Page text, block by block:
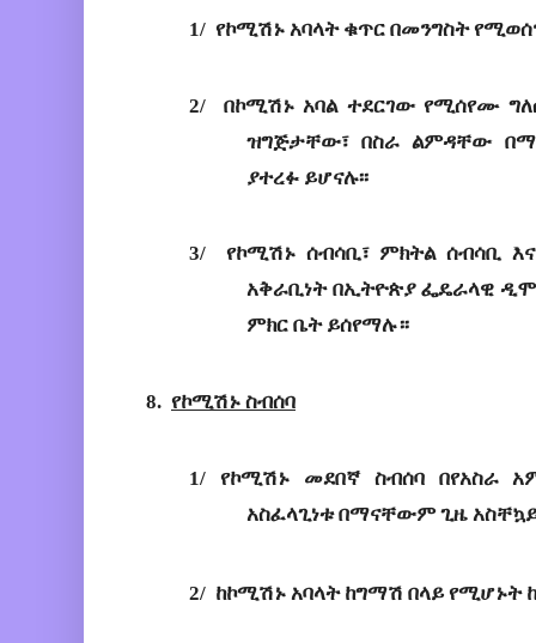
1/ የኮሚሽኑ አባላት ቁጥር በመንግስት
2/ በኮሚሽኑ አባል ተደርገው የሚሰየሙ
ዝግጅታቸው፣ በስራ ልምዳቸው
ያተረፉ ይሆናሉ፡፡
3/ የኮሚሽኑ ሰብሳቢ፣ ምክትል ሰብሳቢ እና
አቅራቢነት በኢትዮጵያ ፌዴራላዊ
ምክር ቤት ይሰየማሉ።
8. የኮሚሽኑ ስብሰባ
1/ የኮሚሽኑ መደበኛ ስብሰባ በየአስራ
አስፈላጊነቱ በማናቸውም ጊዜ
2/ ከኮሚሽኑ አባላት ከግማሽ በላይ የሚሆኑት